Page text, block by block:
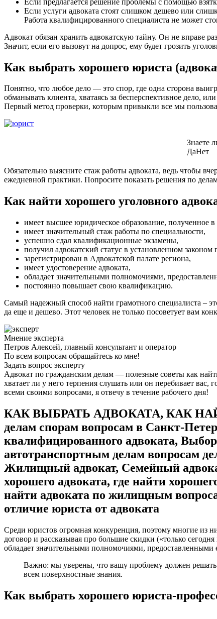
Если услуги адвоката стоят слишком дешево или
Работа квалифицированного специалиста не может
Адвокат обязан хранить адвокатскую тайну. Он не вправе
Значит, если его вызовут на допрос, ему будет грозить
Как выбрать хорошего юриста
Понятно, что любое дело — это спор, где одна сторона
обманывать клиента, хватаясь за бесперспективное дело,
Первый метод проверки, которым привыкли все мы
Знаете
ДаНет
Обязательно выясните стаж работы адвоката, ведь чтобы
ежедневной практики. Попросите показать решения по
Как найти хорошего уголовного
имеет высшее юридическое образование, полученное
имеет значительный стаж работы по специальности,
успешно сдал квалификационные экзамены,
получил адвокатский статус в установленном законом
зарегистрирован в Адвокатской палате региона,
имеет удостоверение адвоката,
обладает значительными полномочиями,
постоянно повышает свою квалификацию.
Самый надежный способ найти грамотного специалиста –
да еще и дешево. Этот человек не только посоветует вам
Мнение эксперта
Петров Алексей, главный консультант и оператор
По всем вопросам обращайтесь ко мне!
Задать вопрос эксперту
Адвокат по гражданским делам — полезные советы как
хватает ли у него терпения слушать или он перебивает
всеми своими вопросами, я отвечу в течение рабочего дня!
КАК ВЫБРАТЬ АДВОКАТА, КАК
делам спорам вопросам в Санкт-
квалифицированного адвоката,
автотранспортным делам вопросам
Жилищный адвокат, Семейный
хорошего адвоката, где найти
найти адвоката по жилищным
отличие юриста от адвоката
Среди юристов огромная конкуренция, поэтому многие из
договор и рассказывая про большие скидки («только
обладает значительными полномочиями,
Важно: мы уверены, что вашу проблему должен
всем поверхностные знания.
Как выбрать хорошего юриста-